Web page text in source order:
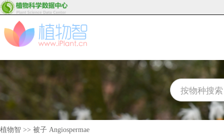
植物智 >> 被子 Angiospermae